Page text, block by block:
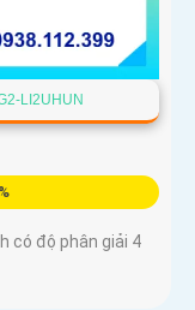
LI2UHUN
có độ phân giải 4